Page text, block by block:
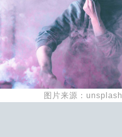
图片来源：unsplash